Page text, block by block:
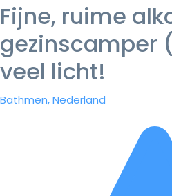
Fijne, ruime
gezinscamper
veel licht!
Bathmen, Nederland